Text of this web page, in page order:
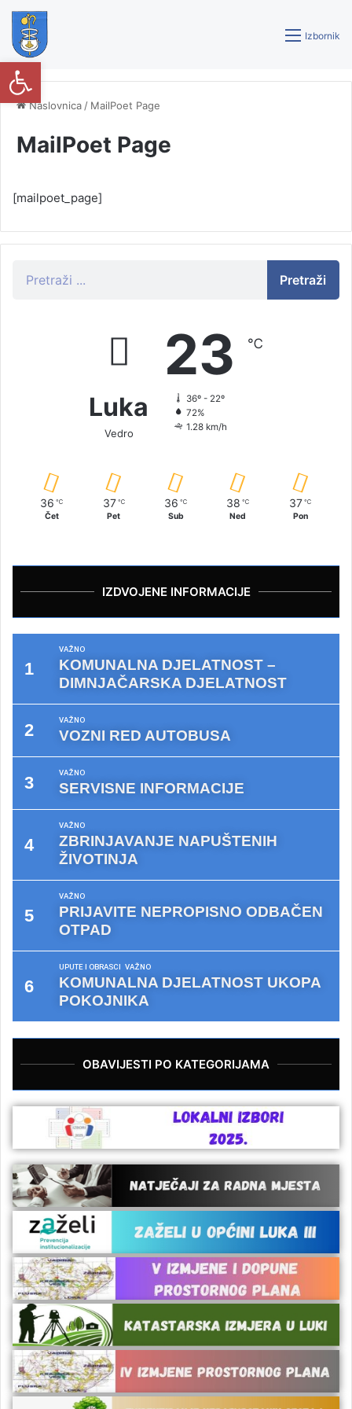
Izbornik
Naslovnica / MailPoet Page
MailPoet Page
[mailpoet_page]
Pretraži
Luka
Vedro
23 ℃
36º - 22º
72%
1.28 km/h
36 ℃
Čet
37 ℃
Pet
36 ℃
Sub
38 ℃
Ned
37 ℃
Pon
IZDVOJENE INFORMACIJE
VAŽNO
KOMUNALNA DJELATNOST –
DIMNJAČARSKA DJELATNOST
VAŽNO
VOZNI RED AUTOBUSA
VAŽNO
SERVISNE INFORMACIJE
VAŽNO
ZBRINJAVANJE NAPUŠTENIH
ŽIVOTINJA
VAŽNO
PRIJAVITE NEPROPISNO ODBAČEN
OTPAD
UPUTE I OBRASCI VAŽNO
KOMUNALNA DJELATNOST UKOPA
POKOJNIKA
OBAVIJESTI PO KATEGORIJAMA
Open toolbar